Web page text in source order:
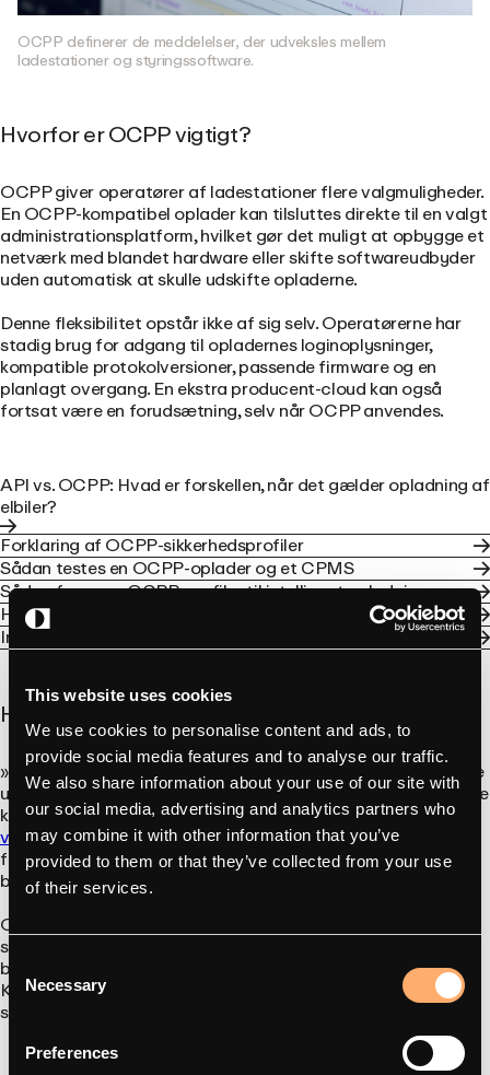
This website uses cookies
We use cookies to personalise content and ads, to
provide social media features and to analyse our traffic.
We also share information about your use of our site with
our social media, advertising and analytics partners who
may combine it with other information that you’ve
provided to them or that they’ve collected from your use
of their services.
Consent
Selection
Necessary
Preferences
OCPP definerer de meddelelser, der udveksles mellem
ladestationer og styringssoftware.
Hvorfor er OCPP vigtigt?
OCPP giver operatører af ladestationer flere valgmuligheder.
En OCPP-kompatibel oplader kan tilsluttes direkte til en valgt
administrationsplatform, hvilket gør det muligt at opbygge et
netværk med blandet hardware eller skifte softwareudbyder
uden automatisk at skulle udskifte opladerne.
Denne fleksibilitet opstår ikke af sig selv. Operatørerne har
stadig brug for adgang til opladernes loginoplysninger,
kompatible protokolversioner, passende firmware og en
planlagt overgang. En ekstra producent-cloud kan også
fortsat være en forudsætning, selv når OCPP anvendes.
API vs. OCPP: Hvad er forskellen, når det gælder opladning af
elbiler?
Forklaring af OCPP-sikkerhedsprofiler
Sådan testes en OCPP-oplader og et CPMS
Sådan fungerer OCPP-profiler til intelligent opladning
Hvad sker der, når en OCPP-oplader mister forbindelsen?
Integrationspartnere med amina-opladere
Hvad garanterer OCPP ikke?
»OCPP-kompatibel« betyder ikke, at enhver oplader vil kunne
udføre alle funktioner med ethvert CSMS. Implementeringerne
kan support versioner, profiler og valgfrie funktioner. Vores
vejledning om OCPP-overensstemmelse og -certificering
forklarer, hvad terminologien og certifikaterne rent faktisk
beviser. Der er stadig behov for integrationstest.
OCPP dækker desuden kun forbindelsen mellem laderen og
styringssystemet. Standarden omfatter ikke i sig selv
betalingshåndtering, fakturering eller en app til chauffører.
Kommunikationen mellem køretøjet og laderen varetages af
standarder som f.eks. ISO 15118.